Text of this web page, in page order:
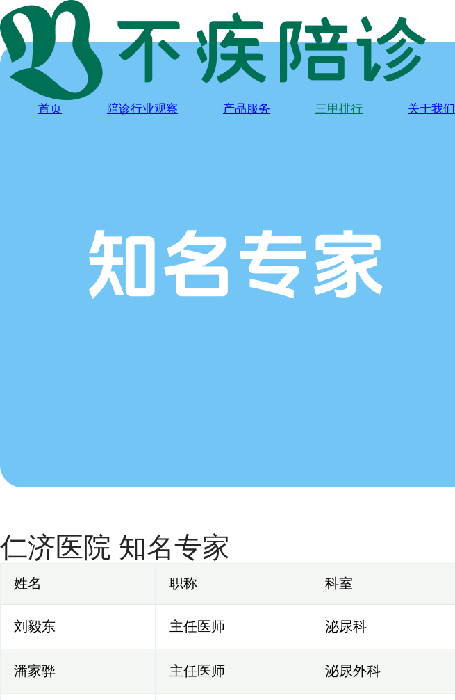
首页 陪诊行业观察 产品服务 三甲排行 关于我们
仁济医院 知名专家
姓名 职称 科室
刘毅东 主任医师 泌尿科
潘家骅 主任医师 泌尿外科